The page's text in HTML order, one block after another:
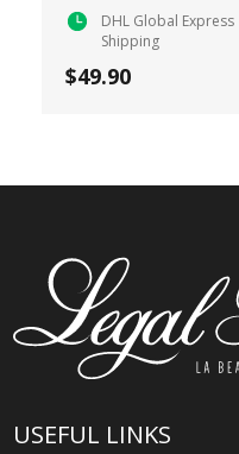
DHL Global Express
Shipping
$49.90
USEFUL LINKS